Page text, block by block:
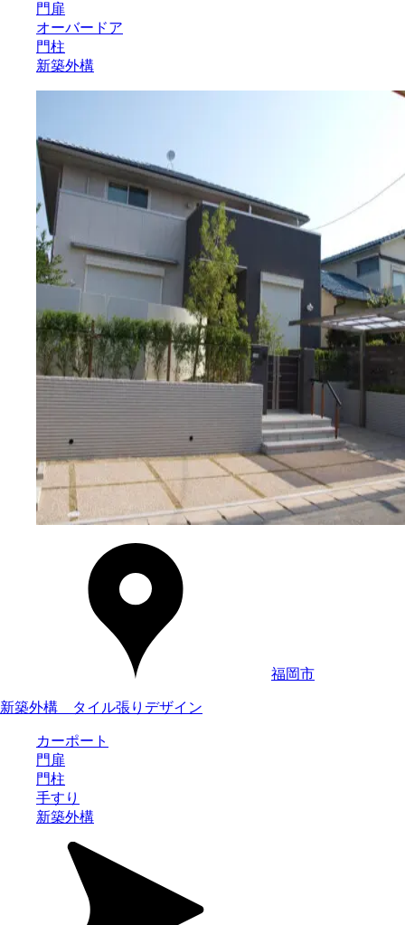
門扉
オーバードア
門柱
新築外構
福岡市
新築外構 タイル張りデザイン
カーポート
門扉
門柱
手すり
新築外構